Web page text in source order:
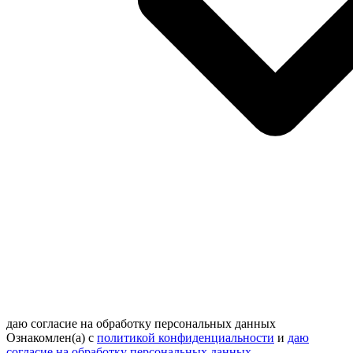
даю согласие на обработку персональных данных
Ознакомлен(а) с политикой конфиденциальности и даю